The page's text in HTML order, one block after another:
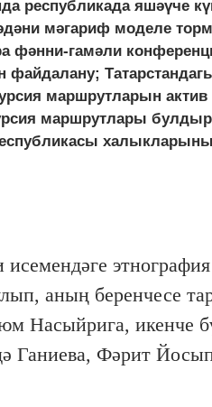
республикада яшәүче
мәгариф моделе
фәнни-гамәли
файдалану;
маршрутларын
маршрутлары
аның беренчесе
икенче
Ганиева, Фәрит